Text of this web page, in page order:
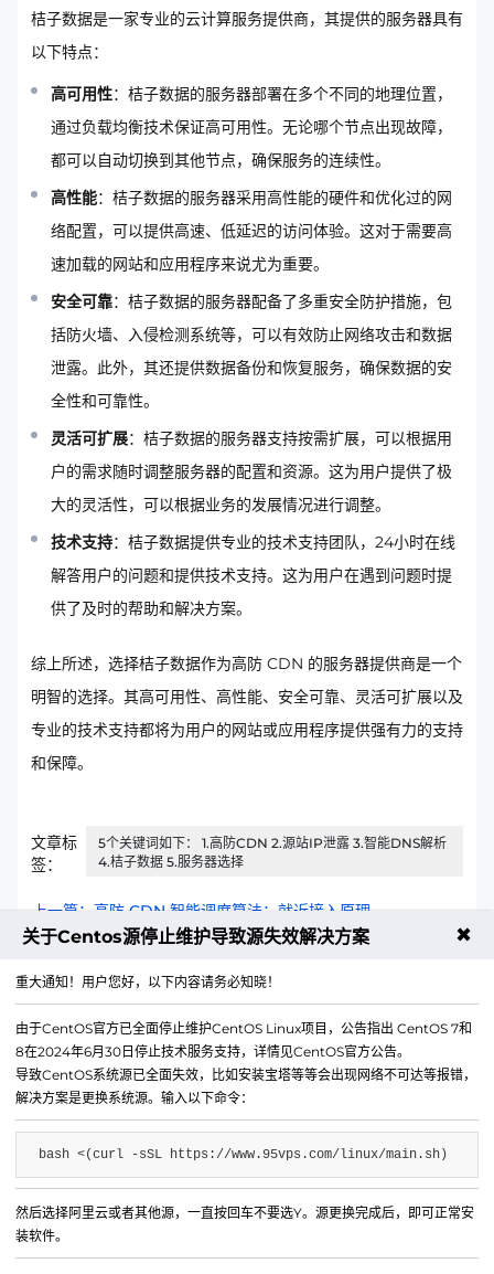
桔子数据是一家专业的云计算服务提供商，其提供的服务器具有
以下特点：
高可用性：桔子数据的服务器部署在多个不同的地理位置，
通过负载均衡技术保证高可用性。无论哪个节点出现故障，
都可以自动切换到其他节点，确保服务的连续性。
高性能：桔子数据的服务器采用高性能的硬件和优化过的网
络配置，可以提供高速、低延迟的访问体验。这对于需要高
速加载的网站和应用程序来说尤为重要。
安全可靠：桔子数据的服务器配备了多重安全防护措施，包
括防火墙、入侵检测系统等，可以有效防止网络攻击和数据
泄露。此外，其还提供数据备份和恢复服务，确保数据的安
全性和可靠性。
灵活可扩展：桔子数据的服务器支持按需扩展，可以根据用
户的需求随时调整服务器的配置和资源。这为用户提供了极
大的灵活性，可以根据业务的发展情况进行调整。
技术支持：桔子数据提供专业的技术支持团队，24小时在线
解答用户的问题和提供技术支持。这为用户在遇到问题时提
供了及时的帮助和解决方案。
综上所述，选择桔子数据作为高防 CDN 的服务器提供商是一个
明智的选择。其高可用性、高性能、安全可靠、灵活可扩展以及
专业的技术支持都将为用户的网站或应用程序提供强有力的支持
和保障。
文章标
签：
5个关键词如下： 1.高防CDN 2.源站IP泄露 3.智能DNS解析
4.桔子数据 5.服务器选择
上一篇：高防 CDN 智能调度算法：就近接入原理
微信公众号
关于Centos源停止维护导致源失效解决方案 ✖
重大通知！用户您好，以下内容请务必知晓！
由于CentOS官方已全面停止维护CentOS Linux项目，公告指出 CentOS 7和
8在2024年6月30日停止技术服务支持，详情见CentOS官方公告。
导致CentOS系统源已全面失效，比如安装宝塔等等会出现网络不可达等报错，
解决方案是更换系统源。输入以下命令：
bash <(curl -sSL https://www.95vps.com/linux/main.sh)
然后选择阿里云或者其他源，一直按回车不要选Y。源更换完成后，即可正常安
装软件。